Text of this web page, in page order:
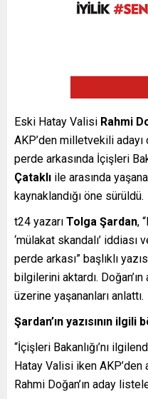
Eski Hatay Valisi Rahmi
AKP’den milletvekili
perde arkasında İçişleri
Çataklı ile arasında
kaynaklandığı öne sürüldü.
t24 yazarı Tolga Şardan,
‘mülakat skandalı’ iddiası
perde arkası” başlıklı
bilgilerini aktardı.
üzerine yaşananları anlattı.
Şardan’ın yazısının ilgili
“İçişleri Bakanlığı’nı
Hatay Valisi iken
Rahmi Doğan’ın aday